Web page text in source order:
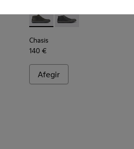
d’home de pell de color negre
003 - Botina d’home de pell de
Chasis - K300432-003 -
Chasis - K300432-
Chasis
140 €
Afegir